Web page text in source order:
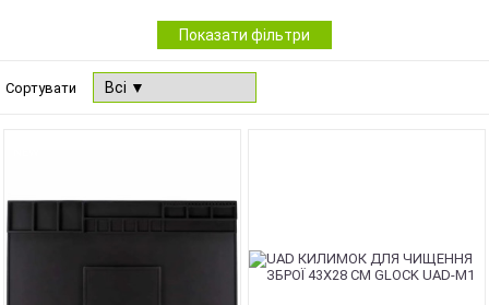
Показати фільтри
Сортувати